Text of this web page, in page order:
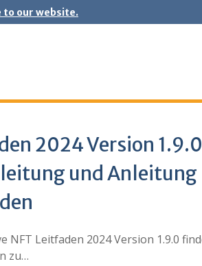
to our website.
2024 Version
und Anleitung
NFT Leitfaden 2024 Version 1.9.0
zu…